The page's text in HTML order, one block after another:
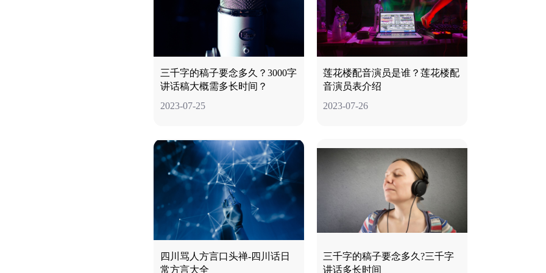
三千字的稿子要念多久？3000字
讲话稿大概需多长时间？
2023-07-25
莲花楼配音演员是谁？莲花楼配
音演员表介绍
2023-07-26
四川骂人方言口头禅-四川话日
常方言大全
三千字的稿子要念多久?三千字
讲话多长时间